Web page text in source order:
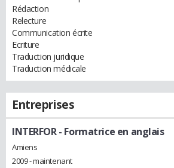
Rédaction
Relecture
Communication écrite
Ecriture
Traduction juridique
Traduction médicale
Entreprises
INTERFOR- Formatrice en anglais
Amiens
2009 - maintenant